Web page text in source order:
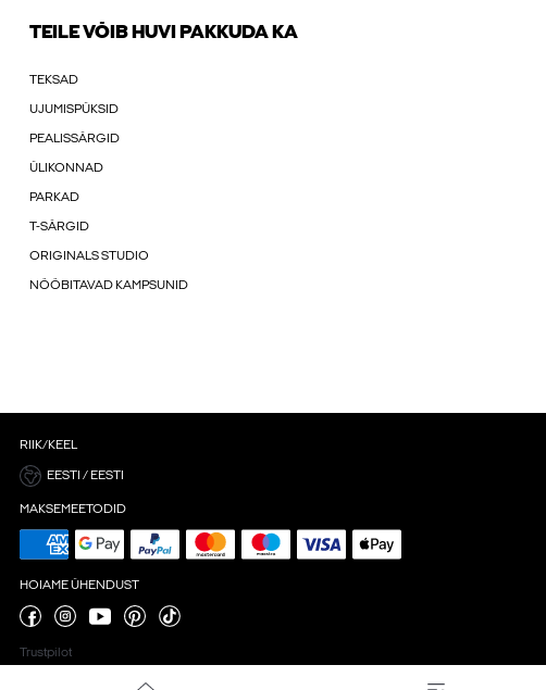
TEILE VÕIB HUVI PAKKUDA KA
TEKSAD
UJUMISPÜKSID
PEALISSÄRGID
ÜLIKONNAD
PARKAD
T-SÄRGID
ORIGINALS STUDIO
NÖÖBITAVAD KAMPSUNID
RIIK/KEEL
EESTI / EESTI
MAKSEMEETODID
HOIAME ÜHENDUST
Trustpilot